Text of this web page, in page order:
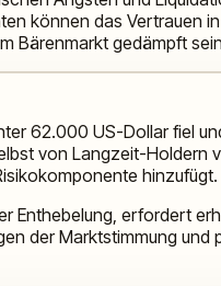
können das
Bärenmarkt gedämpft
62.000 US-Dollar fiel
von Langzeit-
hinzufügt.
Enthebelung, erfordert
der Marktstimmung